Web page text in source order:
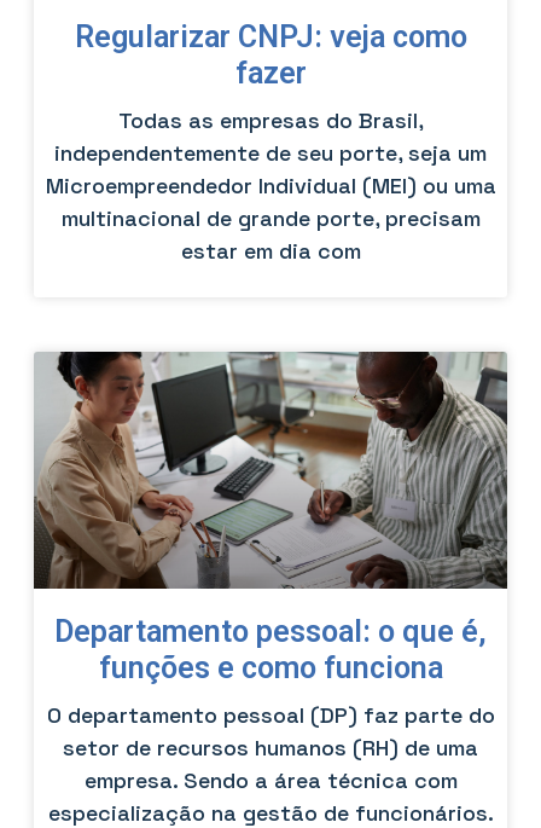
Regularizar CNPJ: veja como
fazer
Todas as empresas do Brasil,
independentemente de seu porte, seja um
Microempreendedor Individual (MEI) ou uma
multinacional de grande porte, precisam
estar em dia com
Departamento pessoal: o que é,
funções e como funciona
O departamento pessoal (DP) faz parte do
setor de recursos humanos (RH) de uma
empresa. Sendo a área técnica com
especialização na gestão de funcionários.